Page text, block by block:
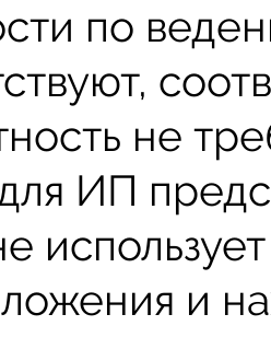
по
не
ИП
и